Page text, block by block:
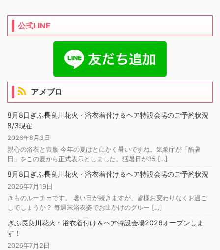
公式LINE
アメブロ
8月8日ぎふ長良川花火・浴衣着付け＆ヘア特設会場のご予約状況
8/3現在
2026年8月3日
親心の浴衣と喪服 今年の夏はとにかく暑いですね。気象庁が「酷暑
日」をこの夏から正式表示としました。猛暑日が35 […]
8月8日ぎふ長良川花火・浴衣着付け＆ヘア特設会場のご予約状況
2026年7月19日
きものルーチェです。 暑い日が続きますが、皆様お変わりなくお過ご
しでしょうか？ 毎週末浴衣姿でお出かけのグルー […]
ぎふ長良川花火・浴衣着付け＆ヘア特設会場2026オープンしま
す！
2026年7月2日